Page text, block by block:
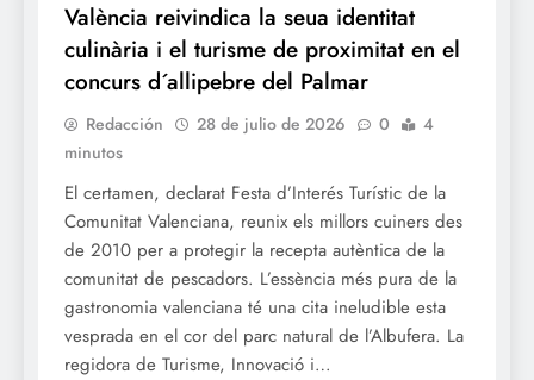
València reivindica la seua identitat
culinària i el turisme de proximitat en el
concurs d´allipebre del Palmar
Redacción 28 de julio de 2026 0
4
minutos
El certamen, declarat Festa d’Interés Turístic de la
Comunitat Valenciana, reunix els millors cuiners des
de 2010 per a protegir la recepta autèntica de la
comunitat de pescadors. L’essència més pura de la
gastronomia valenciana té una cita ineludible esta
vesprada en el cor del parc natural de l’Albufera. La
regidora de Turisme, Innovació i…